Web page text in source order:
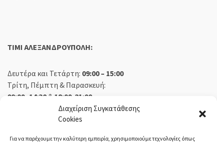
Διαχείριση Συγκατάθεσης
Cookies
Για να παρέχουμε την καλύτερη εμπειρία, χρησιμοποιούμε τεχνολογίες όπως
TIMI ΑΛΕΞΑΝΔΡΟΥΠΟΛΗ:
Δευτέρα και Τετάρτη: 09:00 – 15:00
Τρίτη, Πέμπτη & Παρασκευή:
09:00 -14:30 & 18:00-21:00
09:00 – 14:30
Κλειστά